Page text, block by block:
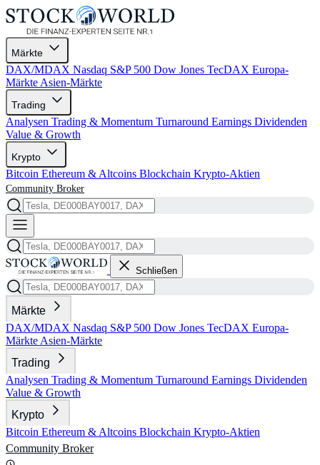
Märkte
DAX/MDAX Nasdaq S&P 500 Dow Jones TecDAX Europa-
Märkte Asien-Märkte
Trading
Analysen Trading & Momentum Turnaround Earnings Dividenden
Value & Growth
Krypto
Bitcoin Ethereum & Altcoins Blockchain Krypto-Aktien
Community Broker
Schließen
Märkte
DAX/MDAX Nasdaq S&P 500 Dow Jones TecDAX Europa-
Märkte Asien-Märkte
Trading
Analysen Trading & Momentum Turnaround Earnings Dividenden
Value & Growth
Krypto
Bitcoin Ethereum & Altcoins Blockchain Krypto-Aktien
Community Broker